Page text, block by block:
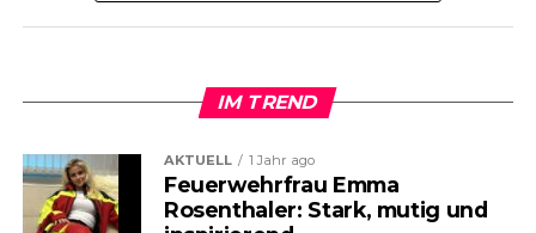
Der Jugendliche fiel zunächst
Verhalten auf. Er beschädigte
mehrere geparkte Fahrzeuge –
mit Fäusten, Tritten, einem Stein
IM TREND
AKTUELL 1 Jahr ago
Feuerwehrfrau Emma
Rosenthaler: Stark, mutig und